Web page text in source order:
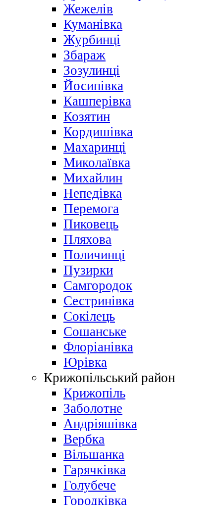
Жежелів
Куманівка
Журбинці
Збараж
Зозулинці
Йосипівка
Кашперівка
Козятин
Кордишівка
Махаринці
Миколаївка
Михайлин
Непедівка
Перемога
Пиковець
Пляхова
Поличинці
Пузирки
Самгородок
Сестринівка
Сокілець
Сошанське
Флоріанівка
Юрівка
Крижопільський район
Крижопіль
Заболотне
Андріяшівка
Вербка
Вільшанка
Гарячківка
Голубече
Городківка